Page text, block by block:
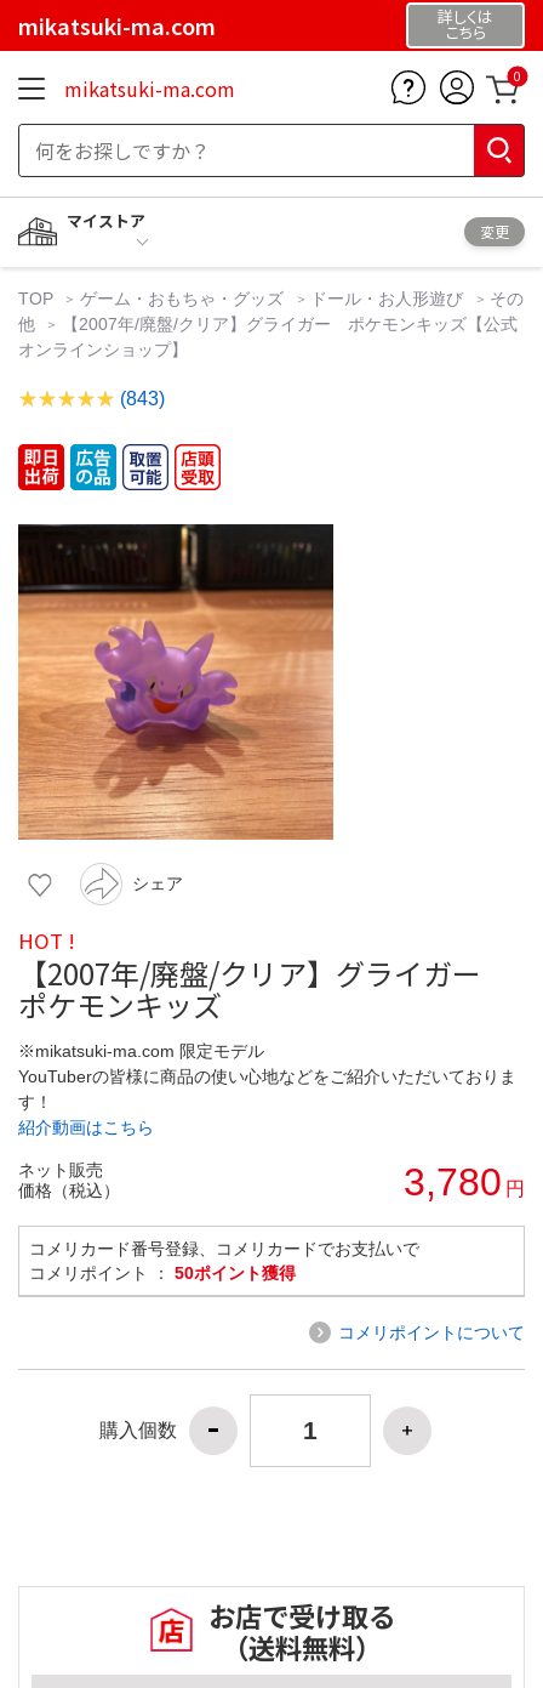
mikatsuki-ma.com 詳しくは
こちら
mikatsuki-ma.com 0
マイストア
変更
TOP ゲーム・おもちゃ・グッズ ドール・お人形遊び
その
他
【2007年/廃盤/クリア】グライガー ポケモンキッズ【公式
オンラインショップ】
(843)
シェア
HOT !
【2007年/廃盤/クリア】グライガー
ポケモンキッズ
※mikatsuki-ma.com 限定モデル
YouTuberの皆様に商品の使い心地などをご紹介いただいておりま
す！
紹介動画はこちら
ネット販売
価格（税込）
3,780 円
コメリカード番号登録、コメリカードでお支払いで
コメリポイント ： 50ポイント獲得
コメリポイントについて
購入個数
お店で受け取る
（送料無料）